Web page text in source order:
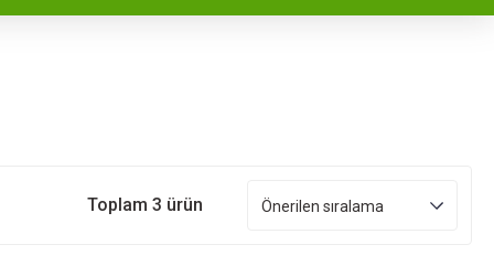
Toplam 3 ürün